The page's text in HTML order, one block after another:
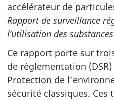
accélérateur de
Rapport de surveillance
l’utilisation des
Ce rapport porte sur
de réglementation
Protection de
sécurité classiques. Ces